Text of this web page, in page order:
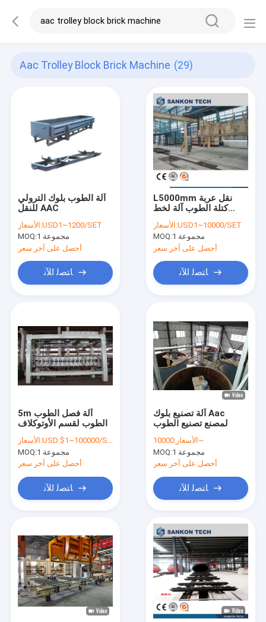
Aac Trolley Block Brick Machine (29)
آلة الطوب بلوك الترولي
للنقل AAC
الأسعار:USD1~1200/SET
MOQ:
1 مجموعة
أحصل على آخر سعر
ﺎﺘﺼﻟ ﺍﻶﻧ
L5000mm نقل عربة
كتلة الطوب آلة لخط
AAC
الأسعار:USD1~10000/SET
MOQ:
1 مجموعة
أحصل على آخر سعر
ﺎﺘﺼﻟ ﺍﻶﻧ
5m آلة فصل الطوب
الطوب لقسم الأوتوكلاف
الأسعار:USD $1~100000/SET
MOQ:
1 مجموعة
أحصل على آخر سعر
ﺎﺘﺼﻟ ﺍﻶﻧ
آلة تصنيع بلوك Aac
لمصنع تصنيع الطوب
الأسعار: 10000~
MOQ:
1 مجموعة
أحصل على آخر سعر
ﺎﺘﺼﻟ ﺍﻶﻧ